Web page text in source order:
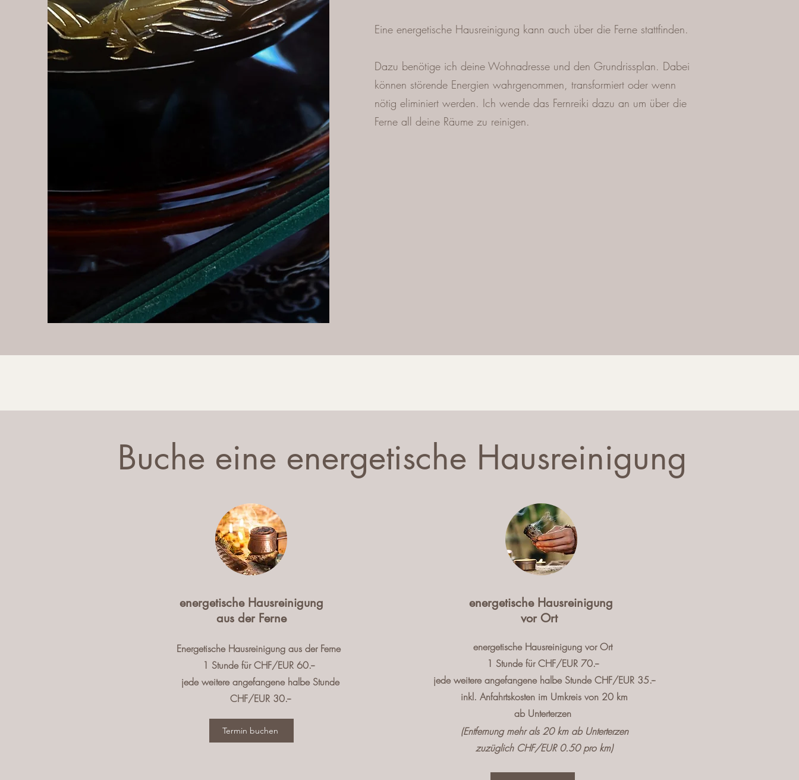
Eine energetische Hausreinigung kann auch über die Ferne stattfinden.
Dazu benötige ich deine Wohnadresse und den Grundrissplan. Dabei
können störende Energien wahrgenommen, transformiert oder wenn
nötig eliminiert werden. Ich wende das Fernreiki dazu an um über die
Ferne all deine Räume zu reinigen.
Buche eine energetische Hausreinigung
energetische Hausreinigung
aus der Ferne
Energetische Hausreinigung aus der Ferne
1 Stunde für CHF/EUR 60.--
jede weitere angefangene halbe Stunde
CHF/EUR 30.--
Termin buchen
​energetische Hausreinigung
vor Ort
energetische Hausreinigung vor Ort
1 Stunde für CHF/EUR 70.--
jede weitere angefangene halbe Stunde CHF/EUR 35.--
inkl. Anfahrtskosten im Umkreis von 20 km
ab Unterterzen
(Entfernung mehr als 20 km ab Unterterzen
zuzüglich CHF/EUR 0.50 pro km)